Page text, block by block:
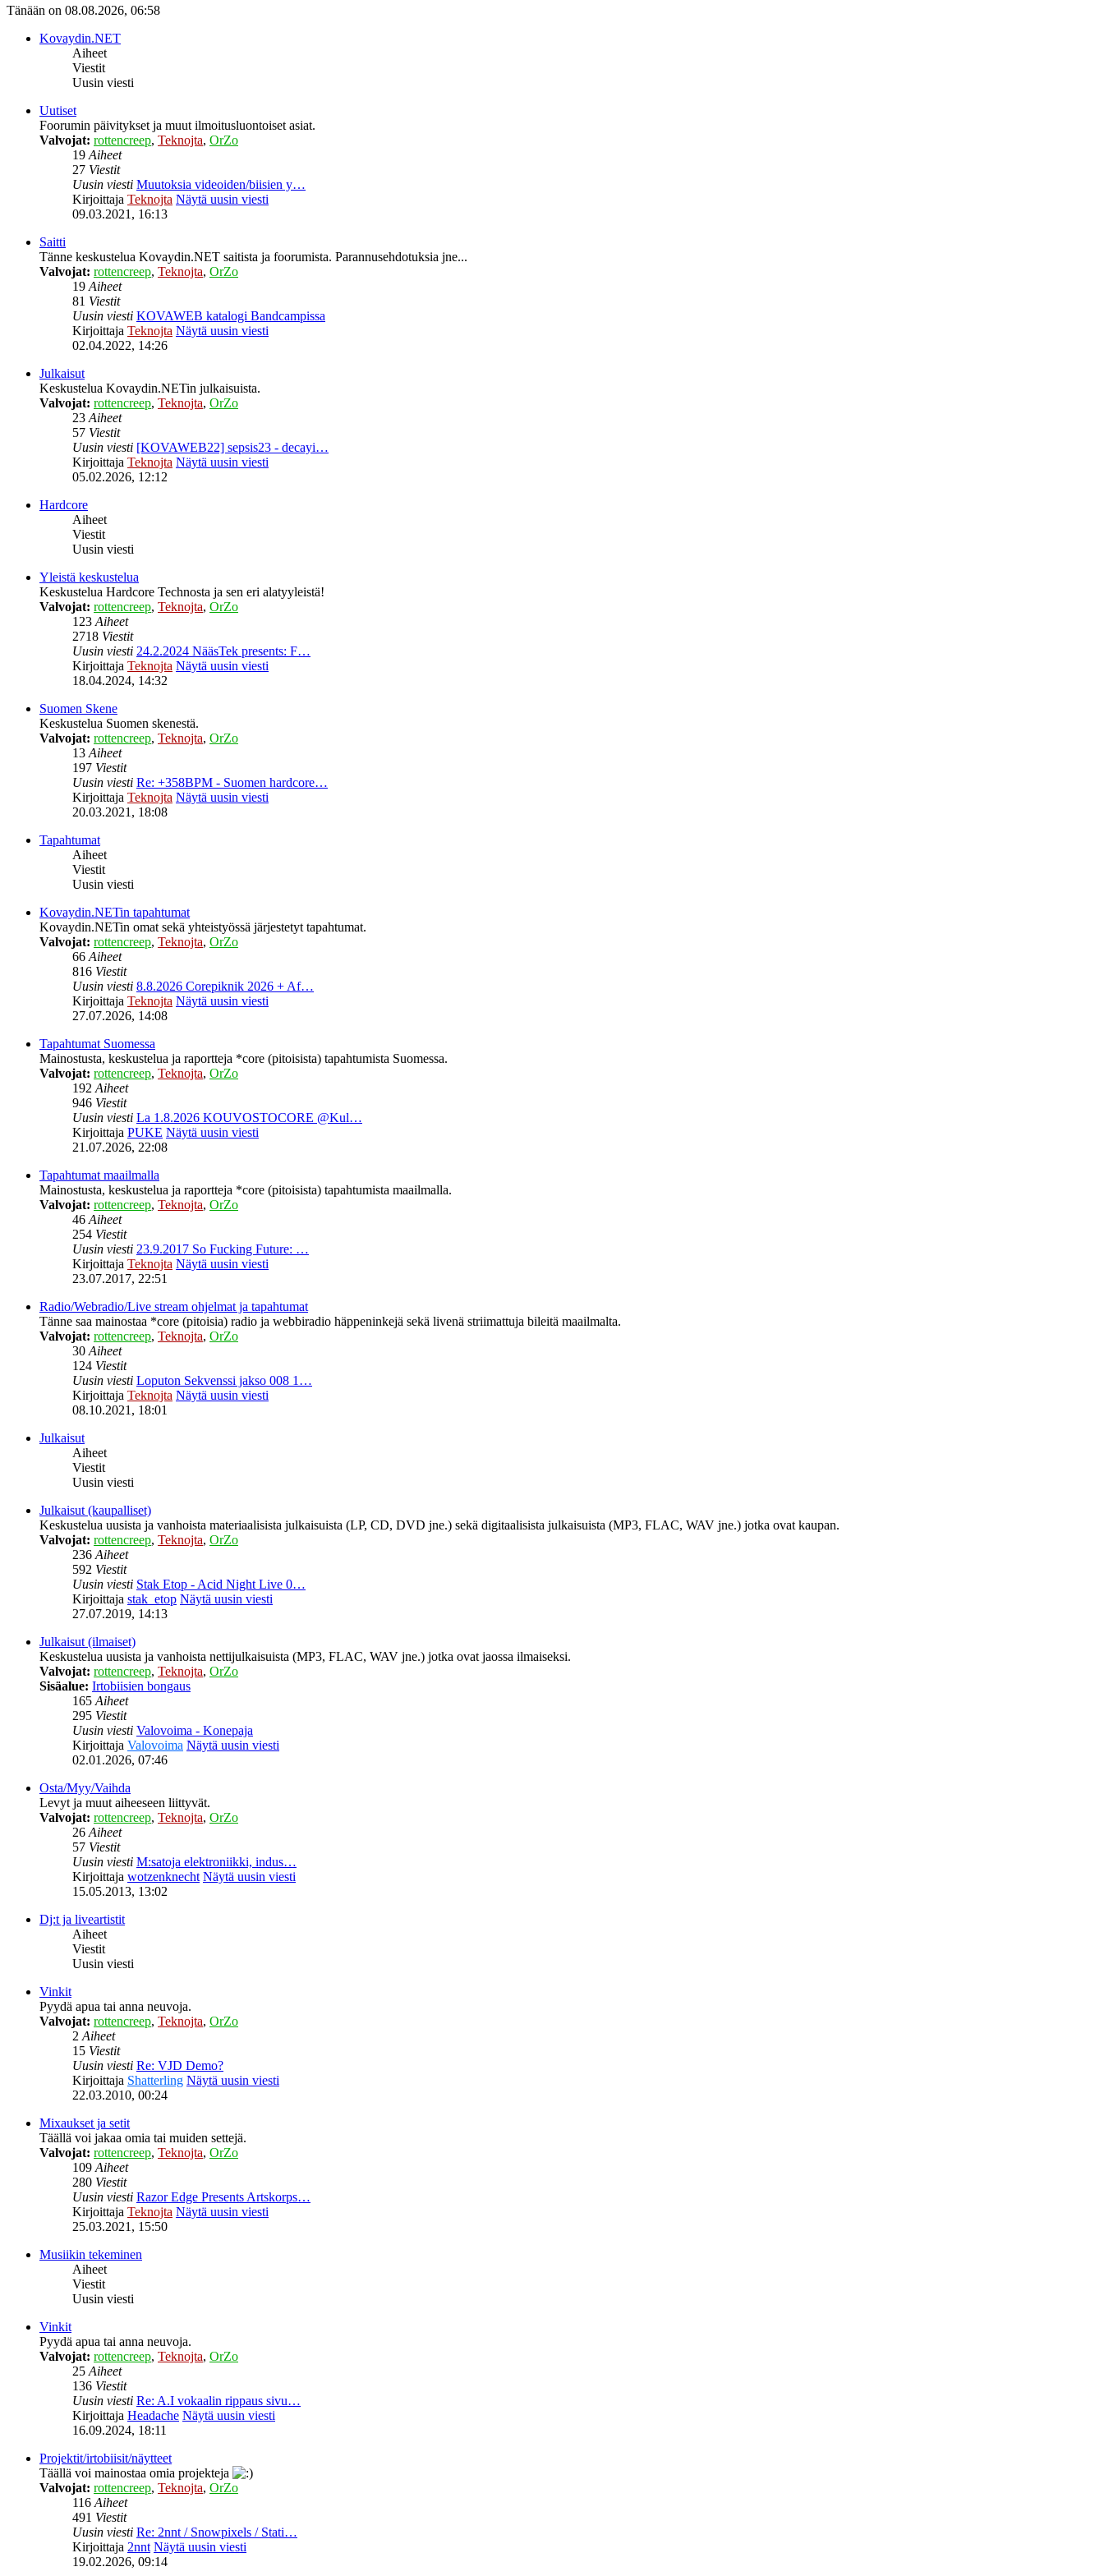
Tänään on 08.08.2026, 06:58
Kovaydin.NET
Aiheet
Viestit
Uusin viesti
Uutiset
Foorumin päivitykset ja muut ilmoitusluontoiset asiat.
Valvojat: rottencreep, Teknojta, OrZo
19Aiheet
27 Viestit
Uusin viesti Muutoksia videoiden/biisien y…
Kirjoittaja Teknojta Näytä uusin viesti
09.03.2021, 16:13
Saitti
Tänne keskustelua Kovaydin.NET saitista ja foorumista. Parannusehdotuksia jne...
Valvojat: rottencreep, Teknojta, OrZo
19Aiheet
81 Viestit
Uusin viesti KOVAWEB katalogi Bandcampissa
Kirjoittaja Teknojta Näytä uusin viesti
02.04.2022, 14:26
Julkaisut
Keskustelua Kovaydin.NETin julkaisuista.
Valvojat: rottencreep, Teknojta, OrZo
23Aiheet
57 Viestit
Uusin viesti [KOVAWEB22] sepsis23 - decayi…
Kirjoittaja Teknojta Näytä uusin viesti
05.02.2026, 12:12
Hardcore
Aiheet
Viestit
Uusin viesti
Yleistä keskustelua
Keskustelua Hardcore Technosta ja sen eri alatyyleistä!
Valvojat: rottencreep, Teknojta, OrZo
123Aiheet
2718 Viestit
Uusin viesti 24.2.2024 NääsTek presents: F…
Kirjoittaja Teknojta Näytä uusin viesti
18.04.2024, 14:32
Suomen Skene
Keskustelua Suomen skenestä.
Valvojat: rottencreep, Teknojta, OrZo
13Aiheet
197 Viestit
Uusin viesti Re: +358BPM - Suomen hardcore…
Kirjoittaja Teknojta Näytä uusin viesti
20.03.2021, 18:08
Tapahtumat
Aiheet
Viestit
Uusin viesti
Kovaydin.NETin tapahtumat
Kovaydin.NETin omat sekä yhteistyössä järjestetyt tapahtumat.
Valvojat: rottencreep, Teknojta, OrZo
66Aiheet
816 Viestit
Uusin viesti 8.8.2026 Corepiknik 2026 + Af…
Kirjoittaja Teknojta Näytä uusin viesti
27.07.2026, 14:08
Tapahtumat Suomessa
Mainostusta, keskustelua ja raportteja *core (pitoisista) tapahtumista Suomessa.
Valvojat: rottencreep, Teknojta, OrZo
192Aiheet
946 Viestit
Uusin viesti La 1.8.2026 KOUVOSTOCORE @Kul…
Kirjoittaja PUKE Näytä uusin viesti
21.07.2026, 22:08
Tapahtumat maailmalla
Mainostusta, keskustelua ja raportteja *core (pitoisista) tapahtumista maailmalla.
Valvojat: rottencreep, Teknojta, OrZo
46Aiheet
254 Viestit
Uusin viesti 23.9.2017 So Fucking Future: …
Kirjoittaja Teknojta Näytä uusin viesti
23.07.2017, 22:51
Radio/Webradio/Live stream ohjelmat ja tapahtumat
Tänne saa mainostaa *core (pitoisia) radio ja webbiradio häppeninkejä sekä livenä striimattuja bileitä maailmalta.
Valvojat: rottencreep, Teknojta, OrZo
30Aiheet
124 Viestit
Uusin viesti Loputon Sekvenssi jakso 008 1…
Kirjoittaja Teknojta Näytä uusin viesti
08.10.2021, 18:01
Julkaisut
Aiheet
Viestit
Uusin viesti
Julkaisut (kaupalliset)
Keskustelua uusista ja vanhoista materiaalisista julkaisuista (LP, CD, DVD jne.) sekä digitaalisista julkaisuista (MP3, FLAC, WAV jne.) jotka ovat kaupan.
Valvojat: rottencreep, Teknojta, OrZo
236Aiheet
592 Viestit
Uusin viesti Stak Etop - Acid Night Live 0…
Kirjoittaja stak_etop Näytä uusin viesti
27.07.2019, 14:13
Julkaisut (ilmaiset)
Keskustelua uusista ja vanhoista nettijulkaisuista (MP3, FLAC, WAV jne.) jotka ovat jaossa ilmaiseksi.
Valvojat: rottencreep, Teknojta, OrZo
Sisäalue: Irtobiisien bongaus
165Aiheet
295 Viestit
Uusin viesti Valovoima - Konepaja
Kirjoittaja Valovoima Näytä uusin viesti
02.01.2026, 07:46
Osta/Myy/Vaihda
Levyt ja muut aiheeseen liittyvät.
Valvojat: rottencreep, Teknojta, OrZo
26Aiheet
57 Viestit
Uusin viesti M:satoja elektroniikki, indus…
Kirjoittaja wotzenknecht Näytä uusin viesti
15.05.2013, 13:02
Dj:t ja liveartistit
Aiheet
Viestit
Uusin viesti
Vinkit
Pyydä apua tai anna neuvoja.
Valvojat: rottencreep, Teknojta, OrZo
2Aiheet
15 Viestit
Uusin viesti Re: VJD Demo?
Kirjoittaja Shatterling Näytä uusin viesti
22.03.2010, 00:24
Mixaukset ja setit
Täällä voi jakaa omia tai muiden settejä.
Valvojat: rottencreep, Teknojta, OrZo
109Aiheet
280 Viestit
Uusin viesti Razor Edge Presents Artskorps…
Kirjoittaja Teknojta Näytä uusin viesti
25.03.2021, 15:50
Musiikin tekeminen
Aiheet
Viestit
Uusin viesti
Vinkit
Pyydä apua tai anna neuvoja.
Valvojat: rottencreep, Teknojta, OrZo
25Aiheet
136 Viestit
Uusin viesti Re: A.I vokaalin rippaus sivu…
Kirjoittaja Headache Näytä uusin viesti
16.09.2024, 18:11
Projektit/irtobiisit/näytteet
Täällä voi mainostaa omia projekteja
Valvojat: rottencreep, Teknojta, OrZo
116Aiheet
491 Viestit
Uusin viesti Re: 2nnt / Snowpixels / Stati…
Kirjoittaja 2nnt Näytä uusin viesti
19.02.2026, 09:14